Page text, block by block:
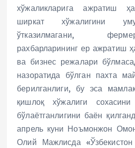
хўжаликларига ажратиш
ширкат хўжалигини
ўтказилмагани,
рахбарларининг ер ажратиш
ва бизнес режалари
назоратида бўлган пахта
берилганлиги, бу эса
қишлоқ хўжалиги
бўлаётганлигини баён
апрель куни Ноъмонжон
Олий Мажлисда